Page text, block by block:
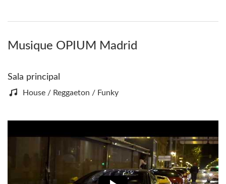
Musique OPIUM Madrid
Sala principal
House / Reggaeton / Funky